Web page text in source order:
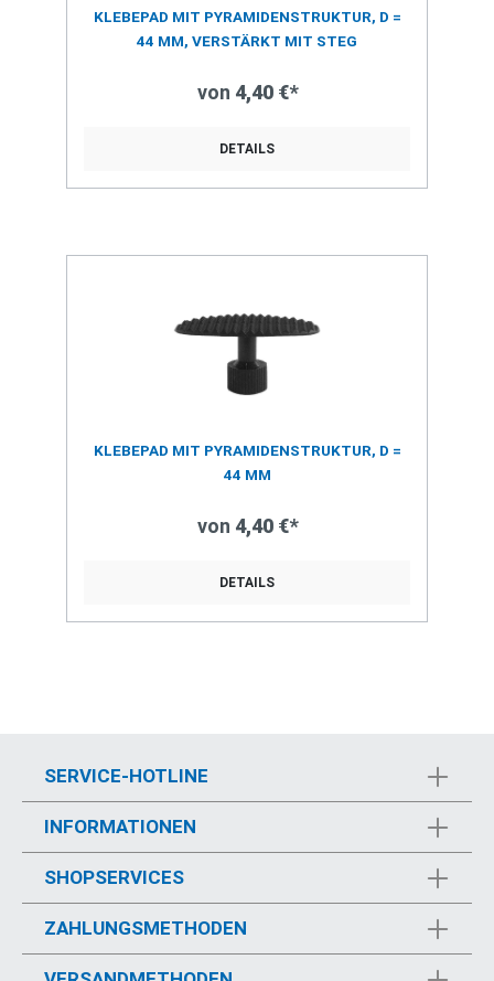
KLEBEPAD MIT PYRAMIDENSTRUKTUR, D =
44 MM, VERSTÄRKT MIT STEG
von 4,40 €*
DETAILS
KLEBEPAD MIT PYRAMIDENSTRUKTUR, D =
44 MM
von 4,40 €*
DETAILS
SERVICE-HOTLINE
INFORMATIONEN
SHOPSERVICES
ZAHLUNGSMETHODEN